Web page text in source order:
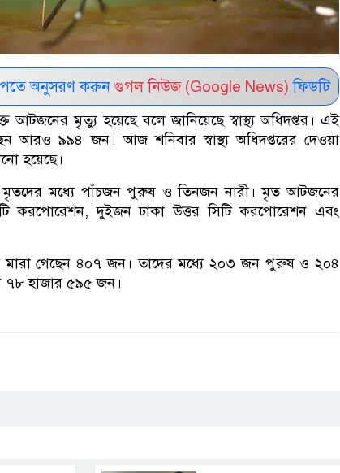
অনুসরণ করুন গুগল নিউজ (Google News) ফিডটি
আটজনের মৃত্যু হয়েছে বলে জানিয়েছে স্বাস্থ্য অধিদপ্তর। এই
আরও ৯৯৪ জন। আজ শনিবার স্বাস্থ্য অধিদপ্তরের দেওয়া
হয়েছে।
মৃতদের মধ্যে পাঁচজন পুরুষ ও তিনজন নারী। মৃত আটজনের
করপোরেশন, দুইজন ঢাকা উত্তর সিটি করপোরেশন এবং
মারা গেছেন ৪০৭ জন। তাদের মধ্যে ২০৩ জন পুরুষ ও ২০৪
৭৮ হাজার ৫৯৫ জন।